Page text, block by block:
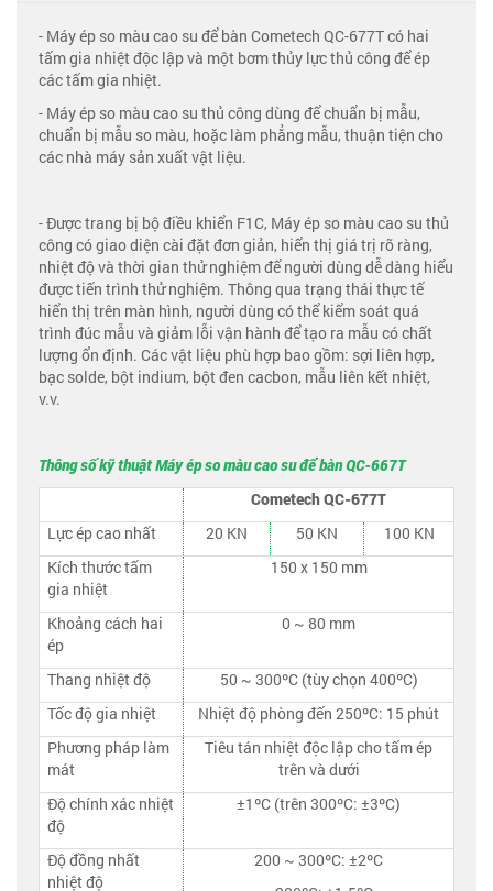
- Máy ép so màu cao su để bàn Cometech QC-677T có hai
tấm gia nhiệt độc lập và một bơm thủy lực thủ công để ép
các tấm gia nhiệt.
- Máy ép so màu cao su thủ công dùng để chuẩn bị mẫu,
chuẩn bị mẫu so màu, hoặc làm phẳng mẫu, thuận tiện cho
các nhà máy sản xuất vật liệu.
- Được trang bị bộ điều khiển F1C, Máy ép so màu cao su thủ
công có giao diện cài đặt đơn giản, hiển thị giá trị rõ ràng,
nhiệt độ và thời gian thử nghiệm để người dùng dễ dàng hiểu
được tiến trình thử nghiệm. Thông qua trạng thái thực tế
hiển thị trên màn hình, người dùng có thể kiểm soát quá
trình đúc mẫu và giảm lỗi vận hành để tạo ra mẫu có chất
lượng ổn định. Các vật liệu phù hợp bao gồm: sợi liên hợp,
bạc solde, bột indium, bột đen cacbon, mẫu liên kết nhiệt,
v.v.
Thông số kỹ thuậtMáy ép so màu cao su để bànQC-667T
Cometech QC-677T
Lực ép cao nhất
20 KN 50 KN
100 KN
Kích thước tấm
gia nhiệt
150 x 150 mm
Khoảng cách hai
ép
0 ~ 80 mm
Thang nhiệt độ
50 ~ 300ºC (tùy chọn 400ºC)
Tốc độ gia nhiệt
Nhiệt độ phòng đến 250ºC: 15 phút
Phương pháp làm
mát
Tiêu tán nhiệt độc lập cho tấm ép
trên và dưới
Độ chính xác nhiệt
độ
±1ºC (trên 300ºC: ±3ºC)
Độ đồng nhất
nhiệt độ
200 ~ 300ºC: ±2ºC